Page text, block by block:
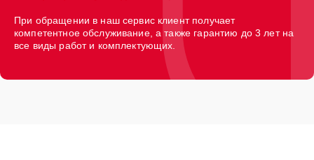
При обращении в наш сервис клиент получает
компетентное обслуживание, а также гарантию до 3 лет на
все виды работ и комплектующих.